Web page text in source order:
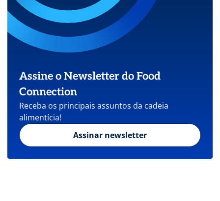
Assine o Newsletter do Food
Connection
Receba os principais assuntos da cadeia
alimentícia!
Assinar newsletter